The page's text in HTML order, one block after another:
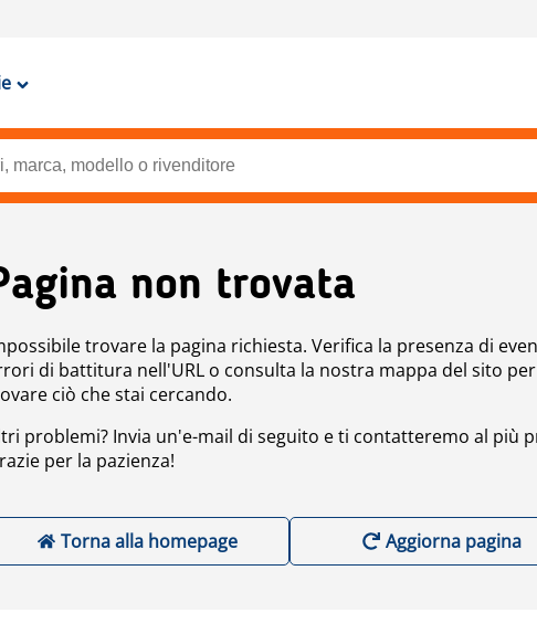
non trovata
trovare la pagina richiesta. Verifica la presenza di
di battitura nell'URL o consulta la nostra mappa del sito per
ciò che stai cercando.
problemi? Invia un'e-mail di seguito e ti contatteremo al più
per la pazienza!
Torna alla homepage Aggiorna pagina